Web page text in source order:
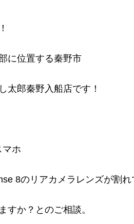
に位置する秦野市
太郎秦野入船店です！
マホ
8のリアカメラレンズが割
すか？とのご相談。